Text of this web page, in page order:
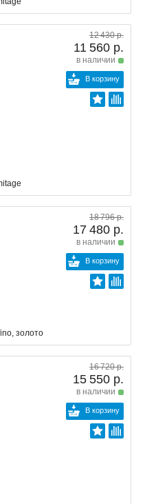
12 430 р.
11 560 р.
в наличии
В корзину
18 796 р.
17 480 р.
в наличии
В корзину
золото
16 720 р.
15 550 р.
в наличии
В корзину